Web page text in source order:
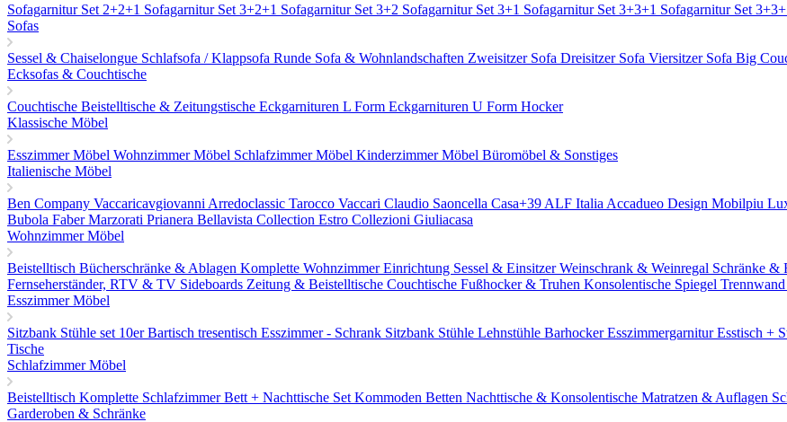
Sofagarnitur Set 2+2+1 Sofagarnitur Set 3+2+1 Sofagarnitur Set 3+2 Sofagarnitur Set 3+1 Sofagarnitur Set 3+3+1 Sofagarnitur Set
Sofas
Sessel & Chaiselongue Schlafsofa / Klappsofa Runde Sofa & Wohnlandschaften Zweisitzer Sofa Dreisitzer Sofa Viersitzer Sofa Big
Ecksofas & Couchtische
Couchtische Beistelltische & Zeitungstische Eckgarnituren L Form Eckgarnituren U Form Hocker
Klassische Möbel
Esszimmer Möbel Wohnzimmer Möbel Schlafzimmer Möbel Kinderzimmer Möbel Büromöbel & Sonstiges
Italienische Möbel
Ben Company Vaccaricavgiovanni Arredoclassic Tarocco Vaccari Claudio Saoncella Casa+39 ALF Italia Accadueo Design Mobilpiu
Bubola FaberMarzorati Prianera Bellavista Collection Estro Collezioni Giuliacasa
Wohnzimmer Möbel
Beistelltisch Bücherschränke & Ablagen Komplette Wohnzimmer Einrichtung Sessel & EinsitzerWeinschrank & Weinregal Schränke &
Fernseherständer, RTV & TV Sideboards Zeitung & Beistelltische Couchtische Fußhocker & Truhen Konsolentische Spiegel
Esszimmer Möbel
Sitzbank Stühle set 10erBartisch tresentisch Esszimmer - Schrank Sitzbank Stühle Lehnstühle BarhockerEsszimmergarniturEsstisch +
Tische
Schlafzimmer Möbel
Beistelltisch Komplette SchlafzimmerBett + Nachttische Set Kommoden Betten Nachttische & Konsolentische Matratzen & Auflagen
Garderoben & Schränke